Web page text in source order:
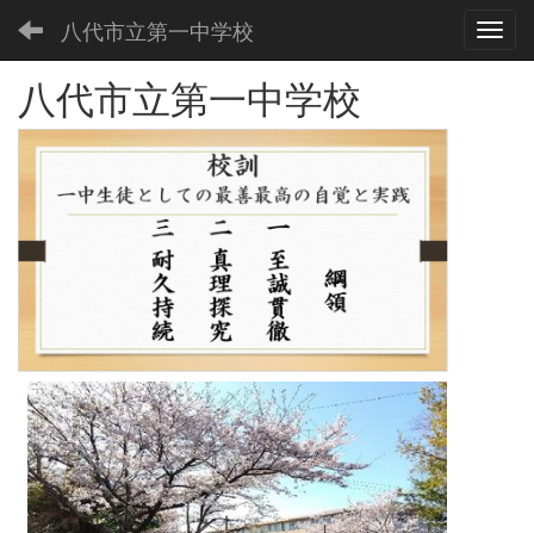
八代市立第一中学校
八代市立第一中学校